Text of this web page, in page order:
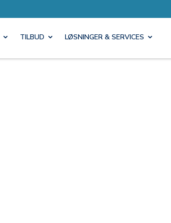
TILBUD LØSNINGER & SERVICES